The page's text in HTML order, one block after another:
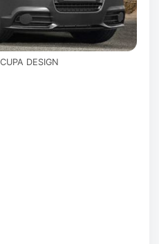
DESIGN